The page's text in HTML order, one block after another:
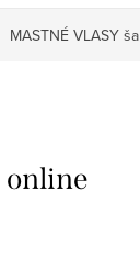
MASTNÉ VLASY